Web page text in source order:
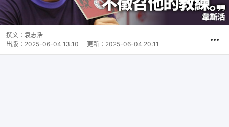
撰文： 袁志浩
出版： 2025-06-04 13:10 更新： 2025-06-04 20:11